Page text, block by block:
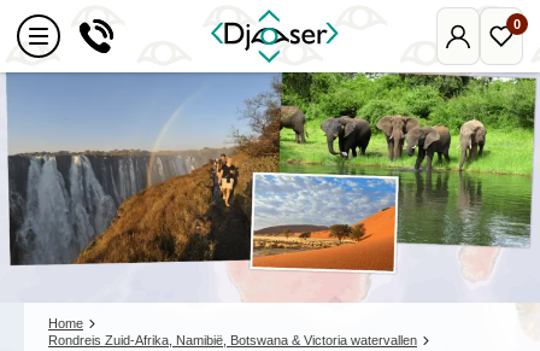
Mijn
Djoser
0
Home
Rondreis Zuid-Afrika, Namibië, Botswana & Victoria watervallen